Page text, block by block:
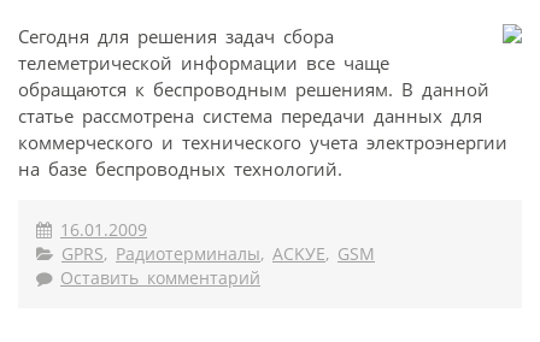
Сегодня для решения задач сбора
телеметрической информации все чаще
обращаются к беспроводным решениям. В данной
статье рассмотрена система передачи данных для
коммерческого и технического учета электроэнергии
на базе беспроводных технологий.
16.01.2009
GPRS, Радиотерминалы, ACKУE, GSM
Оставить комментарий